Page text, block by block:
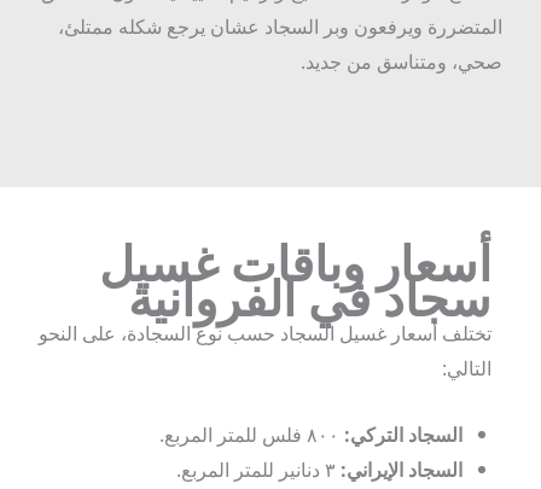
المتضررة ويرفعون وبر السجاد عشان يرجع شكله ممتلئ،
صحي، ومتناسق من جديد.
أسعار وباقات غسيل
سجاد في الفروانية
تختلف أسعار غسيل السجاد حسب نوع السجادة، على النحو
التالي:
السجاد التركي:٨٠٠ فلس للمتر المربع.
السجاد الإيراني:٣ دنانير للمتر المربع.